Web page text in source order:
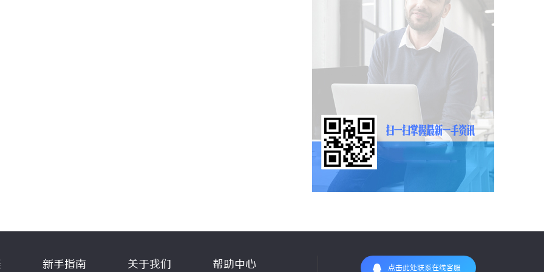
新手指南 关于我们 帮助中心 点击此处联系在线客服